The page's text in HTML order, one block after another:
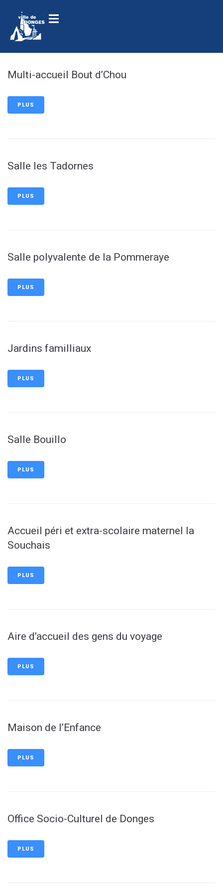
Multi-accueil Bout d’Chou
PLUS
Salle les Tadornes
PLUS
Salle polyvalente de la Pommeraye
PLUS
Jardins familliaux
PLUS
Salle Bouillo
PLUS
Accueil péri et extra-scolaire maternel la
Souchais
PLUS
Aire d’accueil des gens du voyage
PLUS
Maison de l’Enfance
PLUS
Office Socio-Culturel de Donges
PLUS